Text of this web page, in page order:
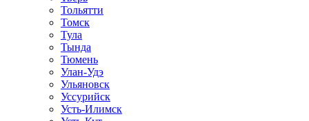
Тольятти
Томск
Тула
Тында
Тюмень
Улан-Удэ
Ульяновск
Уссурийск
Усть-Илимск